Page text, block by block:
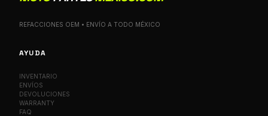
REFACCIONES OEM • ENVÍO A TODO MÉXICO
AYUDA
INVENTARIO
ENVÍOS
DEVOLUCIONES
WARRANTY
FAQ